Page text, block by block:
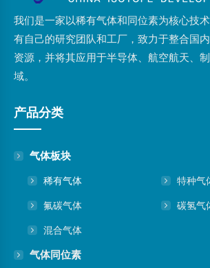
我们是一家以稀有气体和同位素为核心技
有自己的研究团队和工厂，致力于整合国
资源，并将其应用于半导体、航空航天、
域。
产品分类
气体板块
稀有气体 特种气
氟碳气体 碳氢气
混合气体
气体同位素